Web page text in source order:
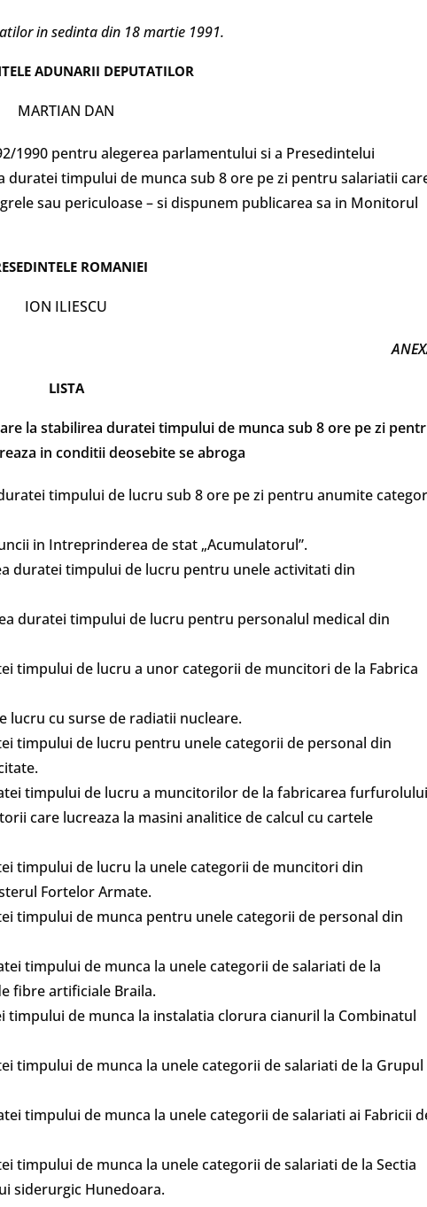
in sedinta din 18 martie 1991.
ADUNARII DEPUTATILOR
MARTIAN DAN
1990 pentru alegerea parlamentului si a Presedintelui
duratei timpului de munca sub 8 ore pe zi pentru salariatii
sau periculoase – si dispunem publicarea sa in Monitorul
ROMANIEI
ION ILIESCU
LISTA
la stabilirea duratei timpului de munca sub 8 ore pe zi
in conditii deosebite se abroga
timpului de lucru sub 8 ore pe zi pentru anumite
in Intreprinderea de stat „Acumulatorul”.
duratei timpului de lucru pentru unele activitati din
duratei timpului de lucru pentru personalul medical din
timpului de lucru a unor categorii de muncitori de la Fabrica
lucru cu surse de radiatii nucleare.
timpului de lucru pentru unele categorii de personal din
timpului de lucru a muncitorilor de la fabricarea furfurolului
care lucreaza la masini analitice de calcul cu cartele
timpului de lucru la unele categorii de muncitori din
Fortelor Armate.
timpului de munca pentru unele categorii de personal din
timpului de munca la unele categorii de salariati de la
fibre artificiale Braila.
timpului de munca la instalatia clorura cianuril la Combinatul
timpului de munca la unele categorii de salariati de la Grupul
timpului de munca la unele categorii de salariati ai Fabricii
timpului de munca la unele categorii de salariati de la Sectia
siderurgic Hunedoara.